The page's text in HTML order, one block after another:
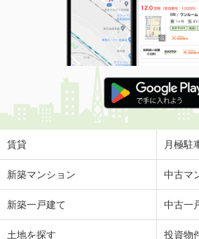
賃貸 月極駐
新築マンション 中古マ
新築一戸建て 中古一
土地を探す 投資物